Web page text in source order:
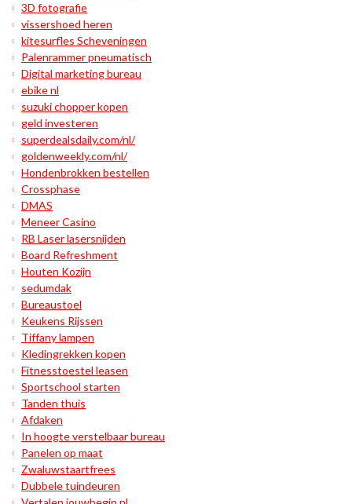
3D fotografie
vissershoed heren
kitesurfles Scheveningen
Palenrammer pneumatisch
Digital marketing bureau
ebike nl
suzuki chopper kopen
geld investeren
superdealsdaily.com/nl/
goldenweekly.com/nl/
Hondenbrokken bestellen
Crossphase
DMAS
Meneer Casino
RB Laser lasersnijden
Board Refreshment
Houten Kozijn
sedumdak
Bureaustoel
Keukens Rijssen
Tiffany lampen
Kledingrekken kopen
Fitnesstoestel leasen
Sportschool starten
Tanden thuis
Afdaken
In hoogte verstelbaar bureau
Panelen op maat
Zwaluwstaartfrees
Dubbele tuindeuren